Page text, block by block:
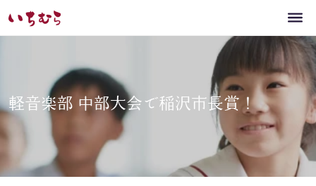
軽音楽部 中部大会で稲沢市長賞！